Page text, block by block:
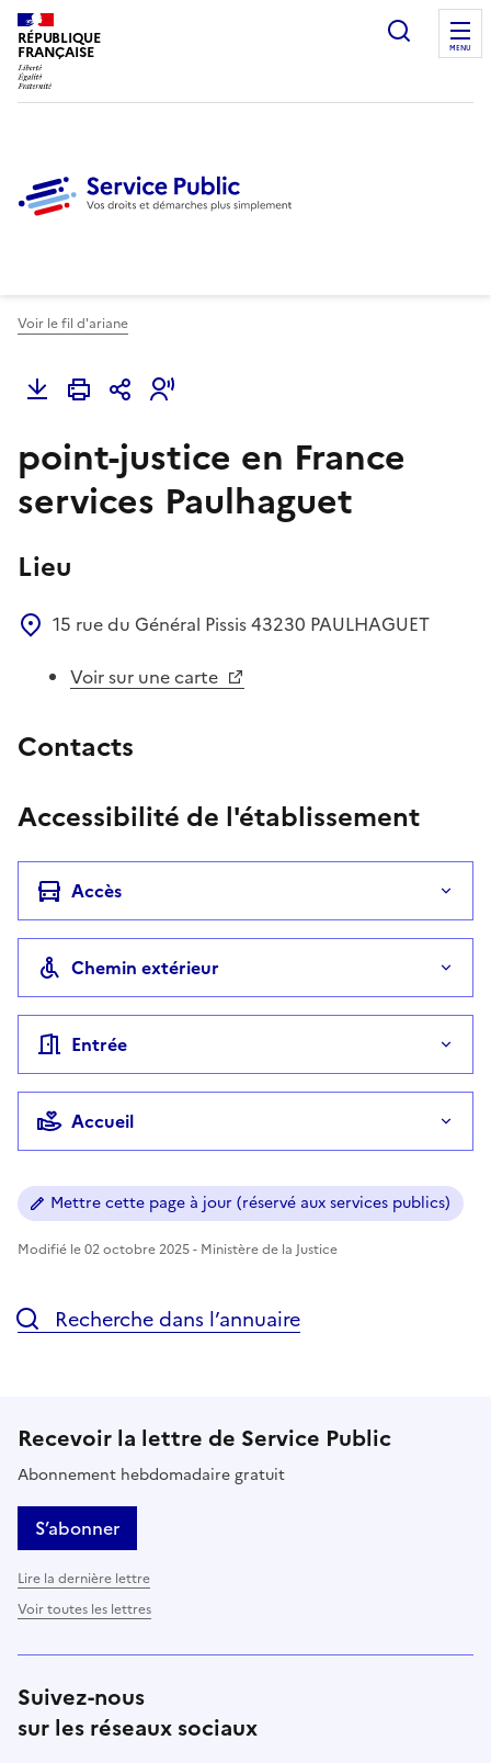
RÉPUBLIQUE
FRANÇAISE
Ouvrir
MENU
Voir le fil d'ariane
point-justice en France
services Paulhaguet
Lieu
15 rue du Général Pissis43230 PAULHAGUET
Voir sur une carte
Contacts
Accessibilité de l'établissement
Accès
Chemin extérieur
Entrée
Accueil
Mettre cette page à jour (réservé aux services publics)
Modifié le 02 octobre 2025 - Ministère de la Justice
Recherche dans l’annuaire
Recevoir la lettre de Service Public
Abonnement hebdomadaire gratuit
S’abonner
Lire la dernière lettre
Voir toutes les lettres
Suivez-nous
sur les réseaux sociaux